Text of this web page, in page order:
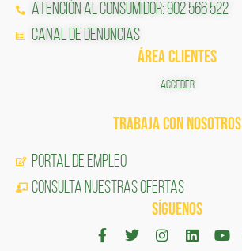
Atención al Consumidor: 902 566 522
Canal de Denuncias
ÁREA CLIENTES
ACCEDER
TRABAJA CON NOSOTROS
Portal de Empleo
CONSULTA NUESTRAS OFERTAS
SÍGUENOS